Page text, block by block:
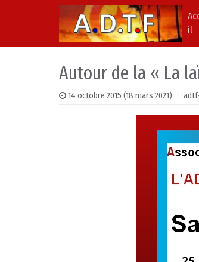
Skip to content
Main Navigation
il
Autour de la « La
14 octobre 2015 (18 mars 2021)